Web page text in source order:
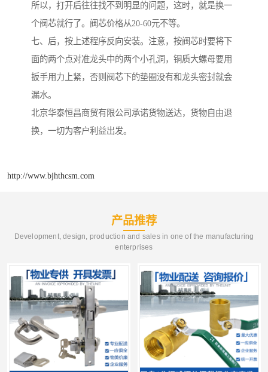
所以，打开后往往找不到明显的问题，这时，就是换一
个阀芯就行了。阀芯价格从20-60元不等。
七、后，按上述程序反向安装。注意，按阀芯时要将下
面的两个点对准龙头中的两个小孔洞，铜质大螺母要用
扳手用力上紧，否则阀芯下的垫圈没有和龙头密封就会
漏水。
北京华泰恒昌商贸有限公司承诺货物送达，货物自由退
换，一切为客户利益出发。
http://www.bjhthcsm.com
产品推荐
Development, design, production and sales in one of the manufacturing
enterprises